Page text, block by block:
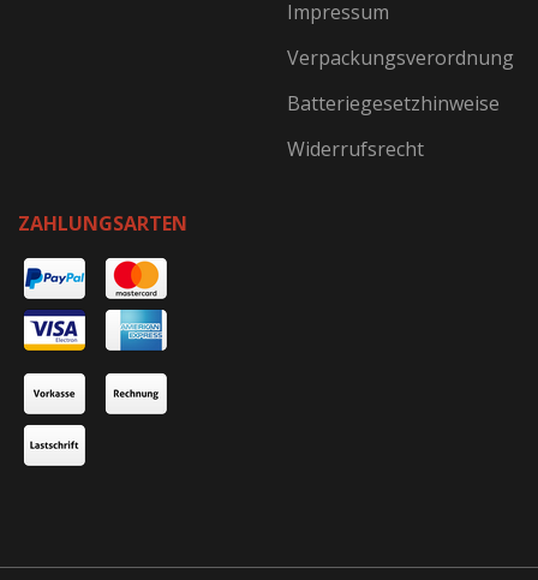
Impressum
Verpackungsverordnung
Batteriegesetzhinweise
Widerrufsrecht
ZAHLUNGSARTEN